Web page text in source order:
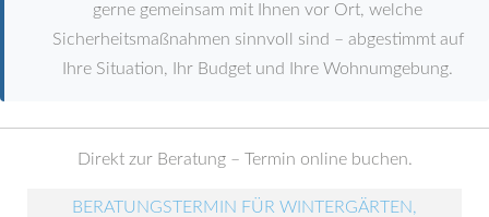
gerne gemeinsam mit Ihnen vor Ort, welche
Sicherheitsmaßnahmen sinnvoll sind – abgestimmt auf
Ihre Situation, Ihr Budget und Ihre Wohnumgebung.
Direkt zur Beratung – Termin online buchen.
BERATUNGSTERMIN FÜR WINTERGÄRTEN,